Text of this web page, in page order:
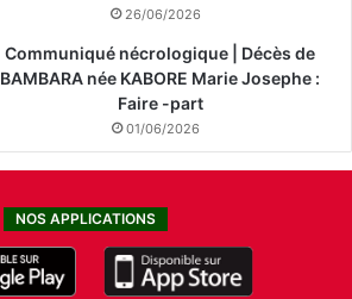
26/06/2026
Communiqué nécrologique | Décès de
BAMBARA née KABORE Marie Josephe :
Faire -part
01/06/2026
NOS APPLICATIONS